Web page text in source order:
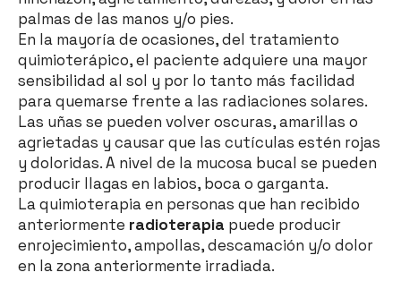
palmas de las manos y/o pies.
En la mayoría de ocasiones, del tratamiento
quimioterápico, el paciente adquiere una mayor
sensibilidad al sol y por lo tanto más facilidad
para quemarse frente a las radiaciones solares.
Las uñas se pueden volver oscuras, amarillas o
agrietadas y causar que las cutículas estén rojas
y doloridas. A nivel de la mucosa bucal se pueden
producir llagas en labios, boca o garganta.
La quimioterapia en personas que han recibido
anteriormente radioterapia puede producir
enrojecimiento, ampollas, descamación y/o dolor
en la zona anteriormente irradiada.